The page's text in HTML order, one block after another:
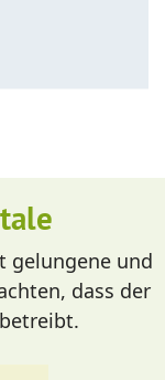
gelungene und
dass der